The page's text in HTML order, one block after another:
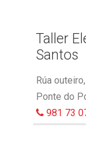
Taller
Santos
Rúa
Ponte do
981 73